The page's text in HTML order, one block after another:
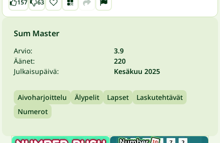
157 63
Sum Master
Arvio:
3.9
Äänet:
220
Julkaisupäivä:
Kesäkuu 2025
Aivoharjoittelu Älypelit Lapset
Laskutehtävät
Numerot